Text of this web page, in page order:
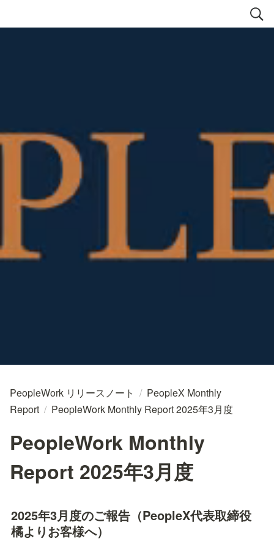
PeopleWork リリースノート / PeopleX Monthly
Report / PeopleWork Monthly Report 2025年3月度
PeopleWork Monthly
Report 2025年3月度
2025年3月度のご報告（PeopleX代表取締役
橘よりお客様へ）